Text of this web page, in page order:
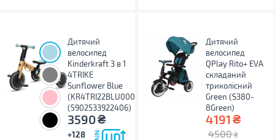
Дитячий
велосипед
Kinderkraft 3 в 1
4TRIKE
Sunflower Blue
(KR4TRI22BLU000
(5902533922406)
3590₴
+128
Дитячий
велосипед
QPlay Rito+ EVA
складаний
триколісний
Green (S380-
8Green)
4191₴
4500 ₴